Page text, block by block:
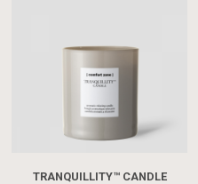
TRANQUILLITY™ CANDLE